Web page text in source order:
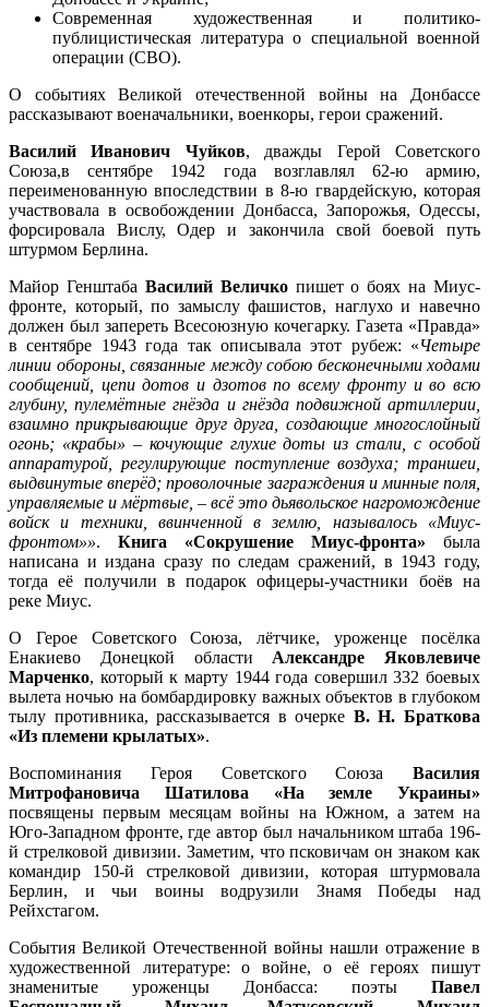
Современная художественная и политико-
публицистическая литература о специальной военной
операции (СВО).
О событиях Великой отечественной войны на Донбассе
рассказывают военачальники, военкоры, герои сражений.
Василий Иванович Чуйков, дважды Герой Советского
Союза,в сентябре 1942 года возглавлял 62-ю армию,
переименованную впоследствии в 8-ю гвардейскую, которая
участвовала в освобождении Донбасса, Запорожья, Одессы,
форсировала Вислу, Одер и закончила свой боевой путь
штурмом Берлина.
Майор Генштаба Василий Величкопишет о боях на Миус-
фронте, который, по замыслу фашистов, наглухо и навечно
должен был запереть Всесоюзную кочегарку. Газета «Правда»
в сентябре 1943 года так описывала этот рубеж: «Четыре
линии обороны, связанные между собою бесконечными ходами
сообщений, цепи дотов и дзотов по всему фронту и во всю
глубину, пулемётные гнёзда и гнёзда подвижной артиллерии,
взаимно прикрывающие друг друга, создающие многослойный
огонь; «крабы» – кочующие глухие доты из стали, с особой
аппаратурой, регулирующие поступление воздуха; траншеи,
выдвинутые вперёд; проволочные заграждения и минные поля,
управляемые и мёртвые, – всё это дьявольское нагромождение
войск и техники, ввинченной в землю, называлось «Миус-
фронтом»». Книга «Сокрушение Миус-фронта» была
написана и издана сразу по следам сражений, в 1943 году,
тогда её получили в подарок офицеры-участники боёв на
реке Миус.
О Герое Советского Союза, лётчике, уроженце посёлка
Енакиево Донецкой области Александре Яковлевиче
Марченко, который к марту 1944 года совершил 332 боевых
вылета ночью на бомбардировку важных объектов в глубоком
тылу противника, рассказывается в очерке В. Н. Браткова
«Из племени крылатых».
Воспоминания Героя Советского Союза Василия
Митрофановича Шатилова «На земле Украины»
посвящены первым месяцам войны на Южном, а затем на
Юго-Западном фронте, где автор был начальником штаба 196-
й стрелковой дивизии. Заметим, что псковичам он знаком как
командир 150-й стрелковой дивизии, которая штурмовала
Берлин, и чьи воины водрузили Знамя Победы над
Рейхстагом.
События Великой Отечественной войны нашли отражение в
художественной литературе: о войне, о её героях пишут
знаменитые уроженцы Донбасса: поэты Павел